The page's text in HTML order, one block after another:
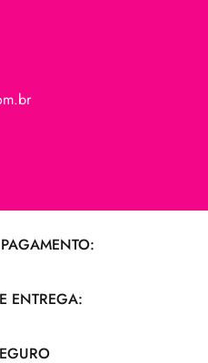
ENTREGA: